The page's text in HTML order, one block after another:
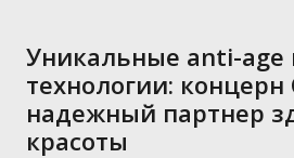
Уникальные anti-age
технологии: концерн
надежный партнер
красоты